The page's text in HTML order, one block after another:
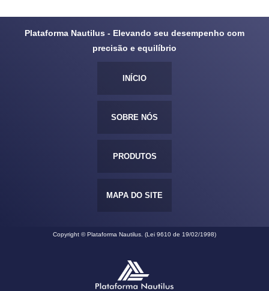
Plataforma Nautilus - Elevando seu desempenho com
precisão e equilíbrio
INÍCIO
SOBRE NÓS
PRODUTOS
MAPA DO SITE
Copyright © Plataforma Nautilus. (Lei 9610 de 19/02/1998)